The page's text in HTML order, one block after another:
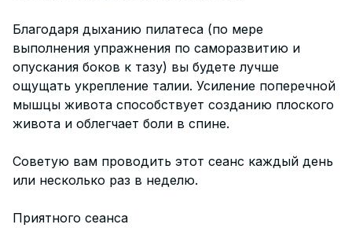
Благодаря дыханию пилатеса (по мере
выполнения упражнения по саморазвитию и
опускания боков к тазу) вы будете лучше
ощущать укрепление талии. Усиление поперечной
мышцы живота способствует созданию плоского
живота и облегчает боли в спине.
Советую вам проводить этот сеанс каждый день
или несколько раз в неделю.
Приятного сеанса